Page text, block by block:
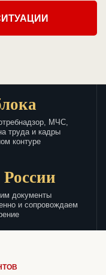
МЧС,
труда и кадры
контуре
документы
и сопровождаем